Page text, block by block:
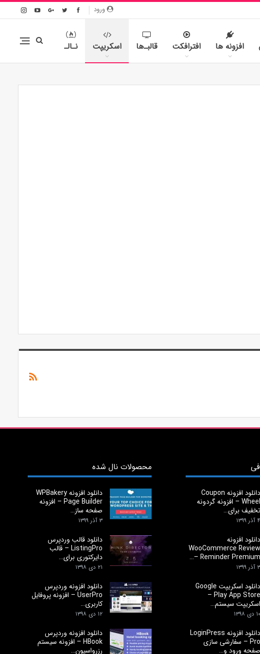
ورود
افزونه ها افترافکت قالبـ‌ها اسکریپت نـالـ
دانلود افزونه Coupon
Wheel – افزونه گردونه
تخفیف برای…
۴ آذر ۱۳۹۹
دانلود افزونه
WooCommerce Review
Reminder Premium –…
۳ آذر ۱۳۹۹
دانلود اسکریپت Google
Play App Store –
اسکریپت سیستم…
۱۰ دی ۱۳۹۸
دانلود افزونه LoginPress
Pro – سفارشی سازی
صفحه ورود و…
محصولات نال شده
دانلود افزونه WPBakery
Page Builder – افزونه
صفحه ساز…
۳ آذر ۱۳۹۹
دانلود قالب وردپرس
ListingPro – قالب
دایرکتوری برای…
۲۱ دی ۱۳۹۸
دانلود افزونه وردپرس
UserPro – افزونه پروفایل
کاربری…
۱۲ دی ۱۳۹۸
دانلود افزونه وردپرس
HBook – افزونه سیستم
رزرواسیون…